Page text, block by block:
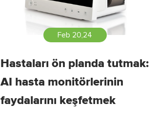
Feb 20,24
Hastaları ön planda tutmak:
AI hasta monitörlerinin
faydalarını keşfetmek